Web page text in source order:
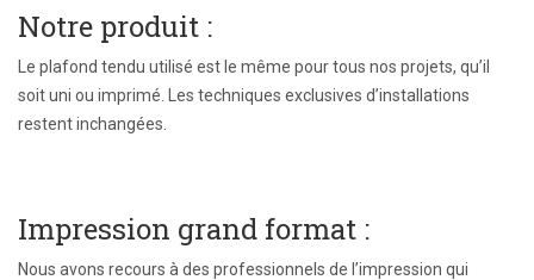
Notre produit :
Le plafond tendu utilisé est le même pour tous nos projets, qu’il
soit uni ou imprimé. Les techniques exclusives d’installations
restent inchangées.
Impression grand format :
Nous avons recours à des professionnels de l’impression qui